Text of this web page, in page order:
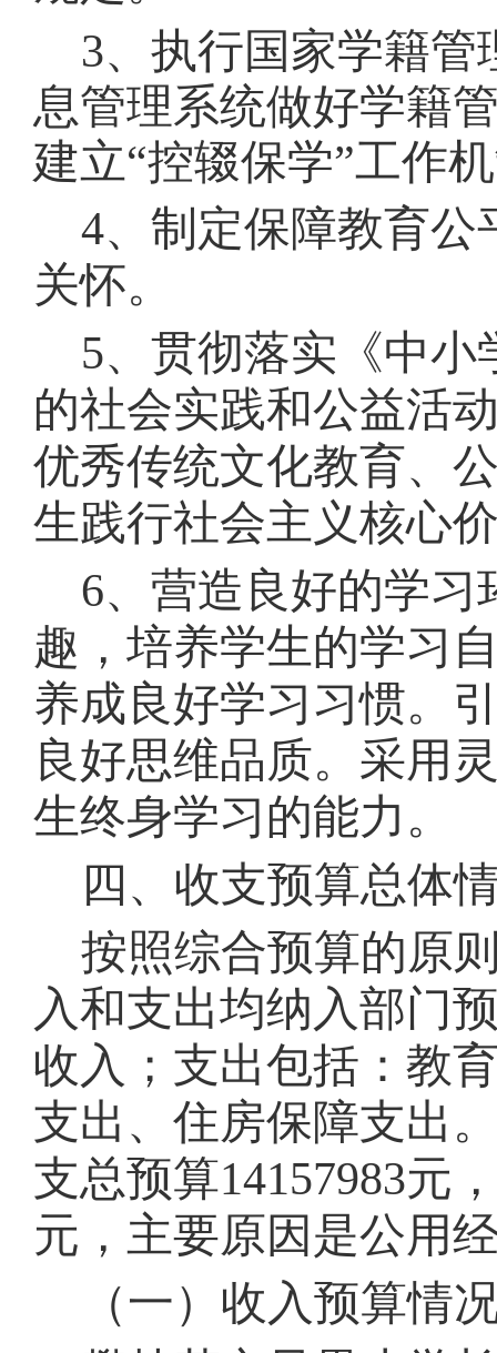
3、执行国家学籍
息管理系统做好学籍
建立“控辍保学”工作
4、制定保障教育
关怀。
5、贯彻落实《中
的社会实践和公益活
优秀传统文化教育、
生践行社会主义核心
6、营造良好的学
趣，培养学生的学习
养成良好学习习惯。
良好思维品质。采用
生终身学习的能力。
四、收支预算总体
按照综合预算的原
入和支出均纳入部门
收入；支出包括：教
支出、住房保障支出
支总预算14157983元
元，主要原因是公用
（一）收入预算情